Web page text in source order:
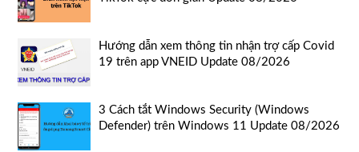
Hướng dẫn xem thông tin nhận trợ cấp Covid
19 trên app VNEID Update 08/2026
3 Cách tắt Windows Security (Windows
Defender) trên Windows 11 Update 08/2026